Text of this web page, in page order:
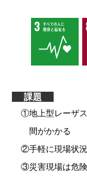
課題
①地上型レーザ
間がかかる
②手軽に現場状
③災害現場は危